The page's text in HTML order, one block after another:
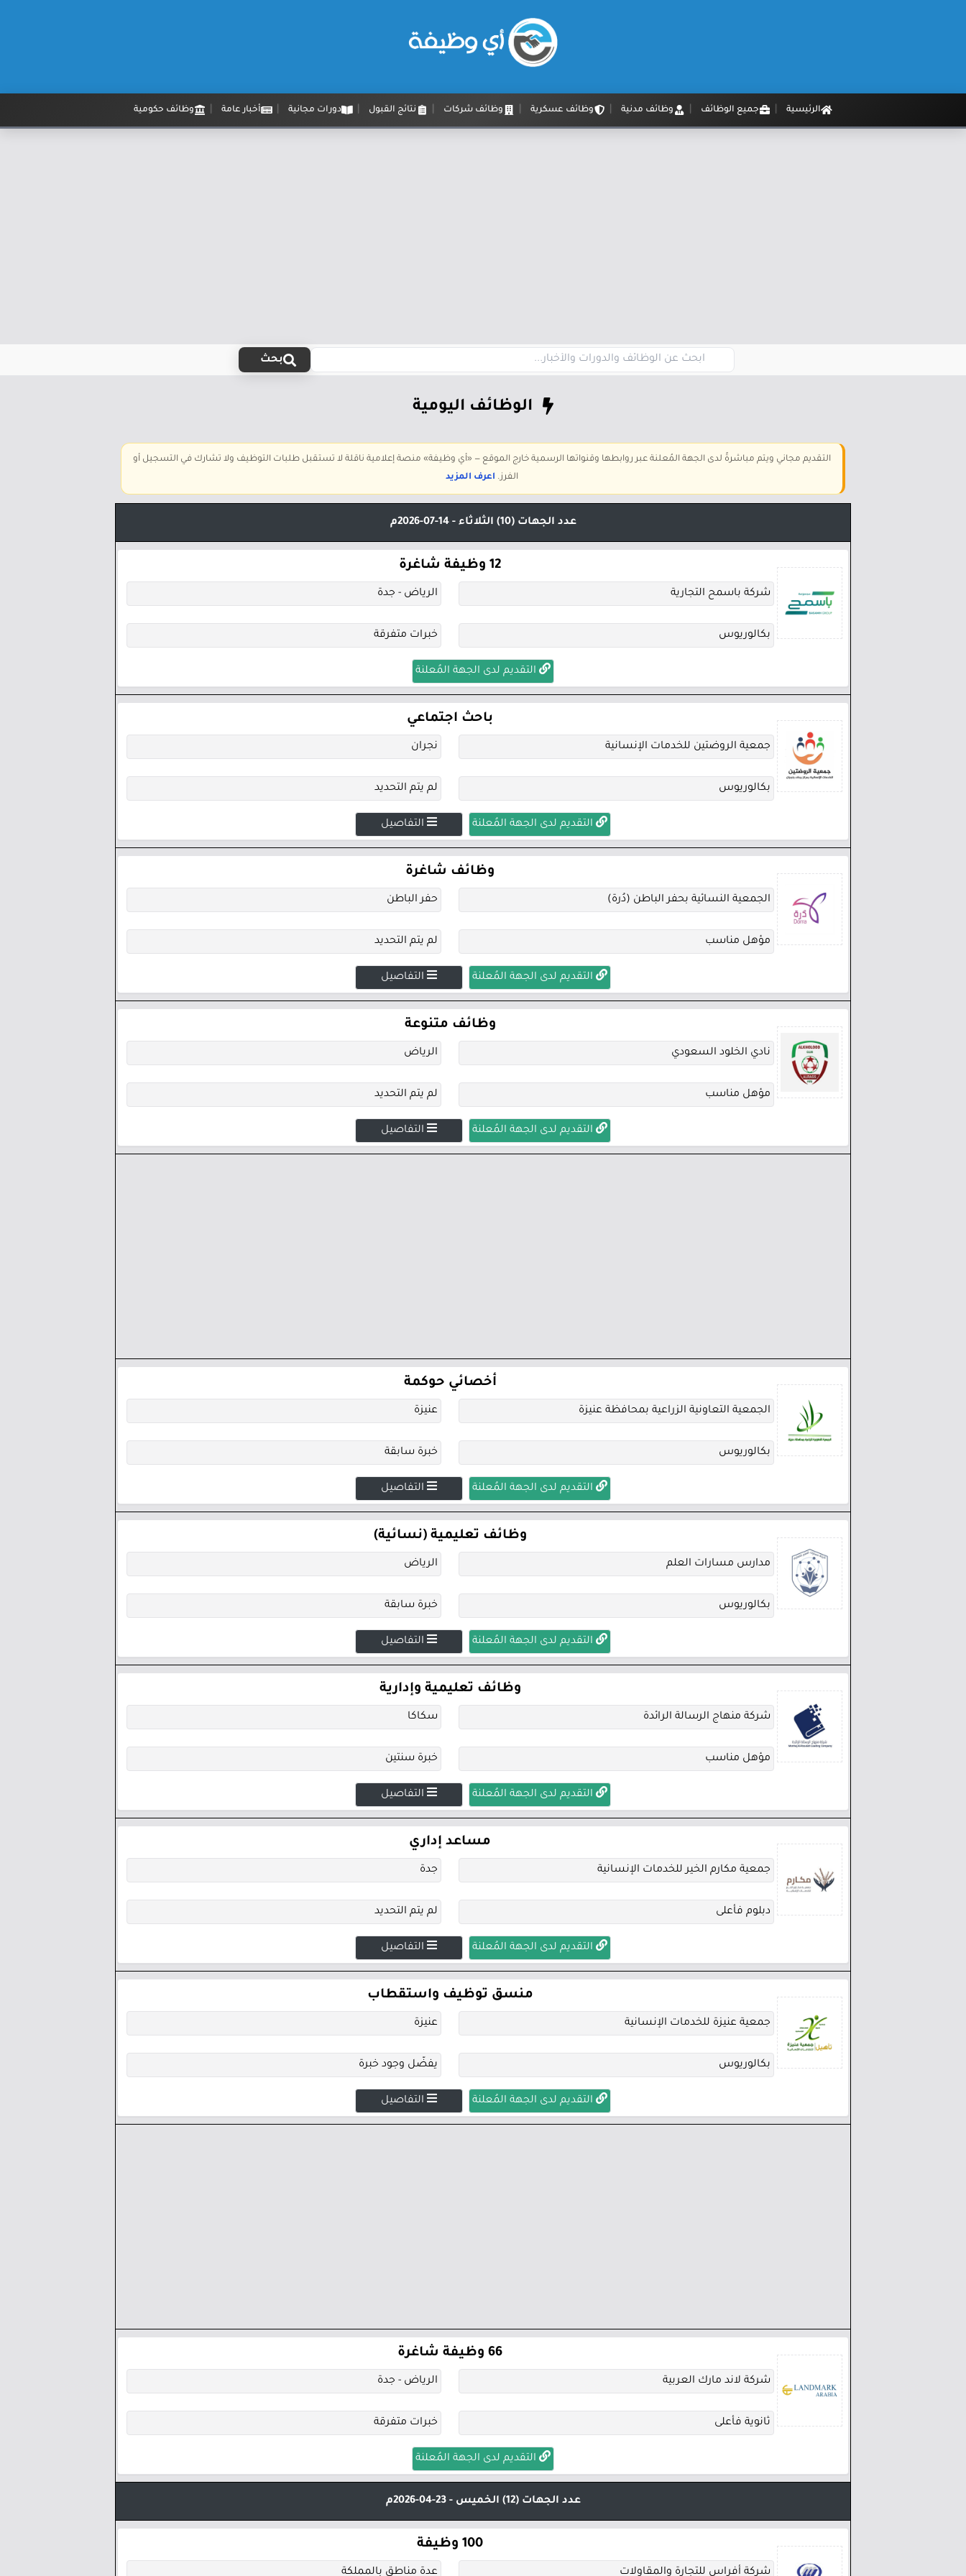
الرئيسية جميع الوظائف وظائف مدنية وظائف عسكرية وظائف شركات نتائج القبول دورات مجانية أخبار عامة وظائف حكومية
بحث
الوظائف اليومية
التقديم مجاني ويتم مباشرةً لدى الجهة المُعلنة عبر روابطها وقنواتها الرسمية خارج الموقع — «أي وظيفة» منصة إعلامية ناقلة لا تستقبل طلبات التوظيف ولا تشارك في التسجيل أو
الفرز. اعرف المزيد
عدد الجهات (10) الثلاثاء - 14-07-2026م
12 وظيفة شاغرة
شركة باسمح التجارية الرياض - جدة
بكالوريوس خبرات متفرقة
التقديم لدى الجهة المُعلنة
باحث اجتماعي
جمعية الروضتين للخدمات الإنسانية نجران
بكالوريوس لم يتم التحديد
التقديم لدى الجهة المُعلنة التفاصيل
وظائف شاغرة
الجمعية النسائية بحفر الباطن (دُرة) حفر الباطن
مؤهل مناسب لم يتم التحديد
التقديم لدى الجهة المُعلنة التفاصيل
وظائف متنوعة
نادي الخلود السعودي الرياض
مؤهل مناسب لم يتم التحديد
التقديم لدى الجهة المُعلنة التفاصيل
أخصائي حوكمة
الجمعية التعاونية الزراعية بمحافظة عنيزة عنيزة
بكالوريوس خبرة سابقة
التقديم لدى الجهة المُعلنة التفاصيل
وظائف تعليمية (نسائية)
مدارس مسارات العلم الرياض
بكالوريوس خبرة سابقة
التقديم لدى الجهة المُعلنة التفاصيل
وظائف تعليمية وإدارية
شركة منهاج الرسالة الرائدة سكاكا
مؤهل مناسب خبرة سنتين
التقديم لدى الجهة المُعلنة التفاصيل
مساعد إداري
جمعية مكارم الخير للخدمات الإنسانية جدة
دبلوم فأعلى لم يتم التحديد
التقديم لدى الجهة المُعلنة التفاصيل
منسق توظيف واستقطاب
جمعية عنيزة للخدمات الإنسانية عنيزة
بكالوريوس يفضّل وجود خبرة
التقديم لدى الجهة المُعلنة التفاصيل
66 وظيفة شاغرة
شركة لاند مارك العربية الرياض - جدة
ثانوية فأعلى خبرات متفرقة
التقديم لدى الجهة المُعلنة
عدد الجهات (12) الخميس - 23-04-2026م
100 وظيفة
شركة أفراس للتجارة والمقاولات عدة مناطق بالمملكة